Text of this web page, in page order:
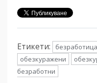
Етикети: безработица
обезкуражени
безработни